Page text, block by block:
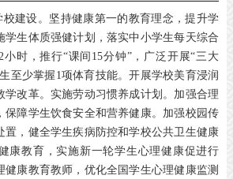
校建设。坚持健康第一的教育理念，提升学
学生体质强健计划，落实中小学生每天综合
时，推行“课间15分钟”，广泛开展“三大
至少掌握1项体育技能。开展学校美育浸润
学改革。实施劳动习惯养成计划。加强合理
保障学生饮食安全和营养健康。加强校园传
置，健全学生疾病防控和学校公共卫生健康
康教育，实施新一轮学生心理健康促进行
健康教育教师，优化全国学生心理健康监测